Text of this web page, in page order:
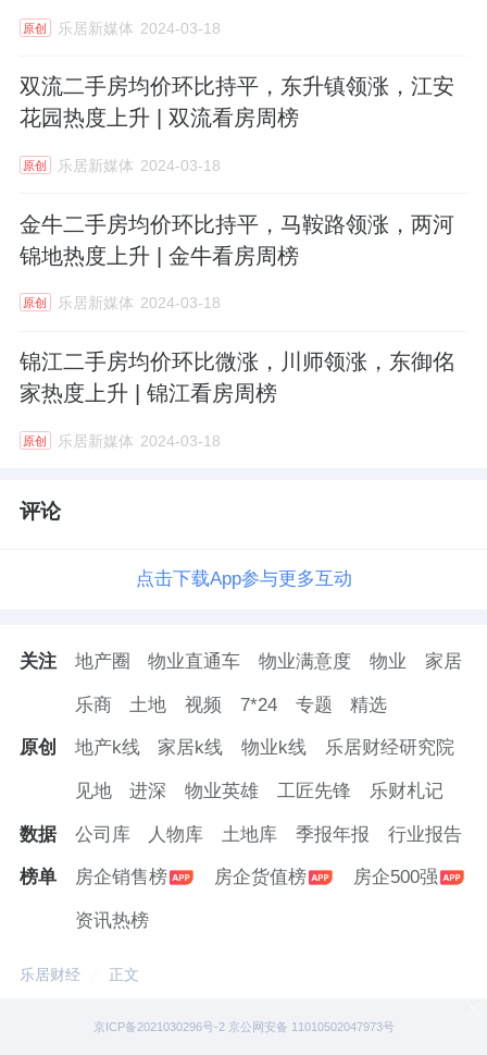
原创 乐居新媒体 2024-03-18
双流二手房均价环比持平，东升镇领涨，江安
花园热度上升 | 双流看房周榜
原创 乐居新媒体 2024-03-18
金牛二手房均价环比持平，马鞍路领涨，两河
锦地热度上升 | 金牛看房周榜
原创 乐居新媒体 2024-03-18
锦江二手房均价环比微涨，川师领涨，东御佲
家热度上升 | 锦江看房周榜
原创 乐居新媒体 2024-03-18
评论
点击下载App参与更多互动
关注 地产圈 物业直通车 物业满意度 物业 家居
乐商 土地 视频 7*24 专题 精选
原创 地产k线 家居k线 物业k线 乐居财经研究院
见地 进深 物业英雄 工匠先锋 乐财札记
数据 公司库 人物库 土地库 季报年报 行业报告
榜单 房企销售榜 房企货值榜 房企500强
资讯热榜
乐居财经 正文
京ICP备2021030296号-2 京公网安备 11010502047973号